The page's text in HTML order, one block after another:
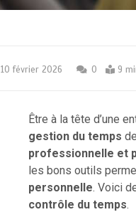
10 février 2026 0 9
Être à la tête d’une
gestion du temps
professionnelle et
les bons outils
personnelle. Voici
contrôle du temps.